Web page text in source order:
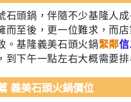
石頭鍋，伴隨不少基隆人
而至後，更一位難求，而店
。基隆義美石頭火鍋緊鄰
到下午一點左右大概需要排
義美石頭火鍋價位